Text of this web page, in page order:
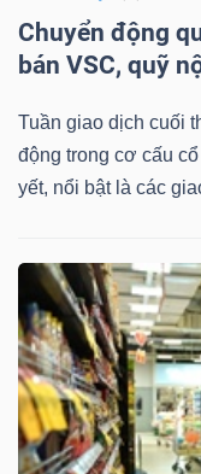
Chuyển động
bán VSC, quỹ
Tuần giao dịch cuối
động trong cơ cấu
yết, nổi bật là các